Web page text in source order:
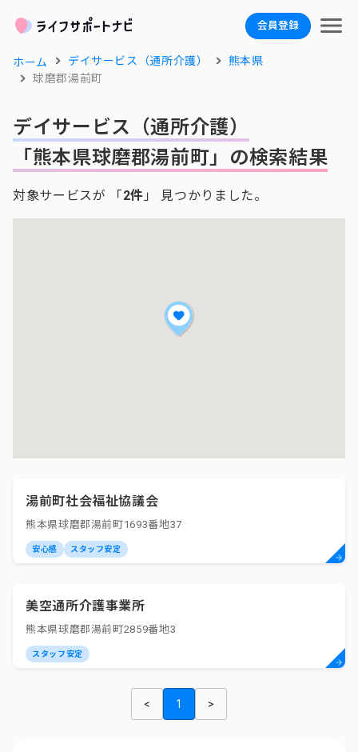
会員登録
ホーム デイサービス（通所介護）
熊本県
球磨郡湯前町
デイサービス（通所介護）
「熊本県球磨郡湯前町」の検索結果
対象サービスが 「2件 」 見つかりました。
湯前町社会福祉協議会
熊本県球磨郡湯前町1693番地37
安心感 スタッフ安定
美空通所介護事業所
熊本県球磨郡湯前町2859番地3
スタッフ安定
< 1 >